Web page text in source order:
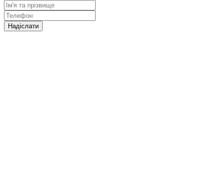
Надіслати